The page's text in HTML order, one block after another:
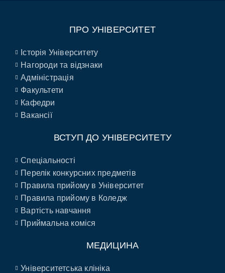
ПРО УНІВЕРСИТЕТ
Історія Університету
Нагороди та відзнаки
Адміністрація
Факультети
Кафедри
Вакансії
ВСТУП ДО УНІВЕРСИТЕТУ
Спеціальності
Перелік конкурсних предметів
Правила прийому в Університет
Правила прийому в Коледж
Вартість навчання
Приймальна коміся
МЕДИЦИНА
Університетська клініка